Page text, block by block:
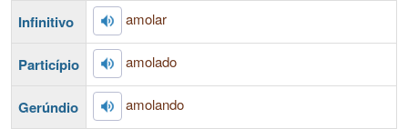
Infinitivo amolar
Particípio amolado
Gerúndio amolando